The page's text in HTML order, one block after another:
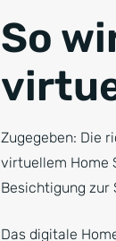
So
Zugegeben: Die
virtuellem Home
Besichtigung zur
Das digitale